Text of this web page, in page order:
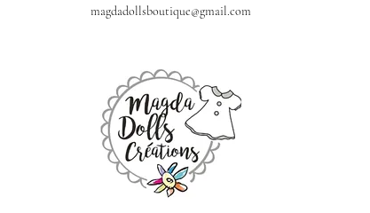
magdadollsboutique@gmail.com